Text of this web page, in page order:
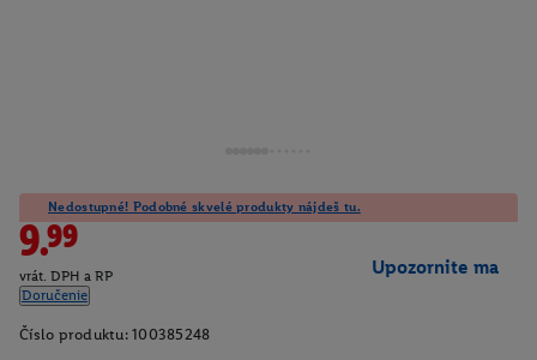
Nedostupné! Podobné skvelé produkty nájdeš tu.
9.99
vrát. DPH a RP
Doručenie
Upozornite ma
Číslo produktu: 100385248